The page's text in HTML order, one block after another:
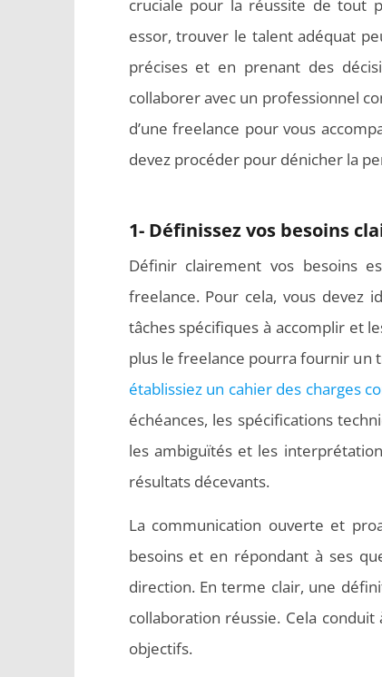
cruciale pour la réussite de tout
essor, trouver le talent adéquat
précises et en prenant des
collaborer avec un professionnel
d’une freelance pour vous
devez procéder pour dénicher la
1- Définissez vos besoins
Définir clairement vos besoins
freelance. Pour cela, vous devez
tâches spécifiques à accomplir et
plus le freelance pourra fournir un
établissiez un cahier des charges
échéances, les spécifications
les ambiguïtés et les
résultats décevants.
La communication ouverte et
besoins et en répondant à ses
direction. En terme clair, une
collaboration réussie. Cela
objectifs.